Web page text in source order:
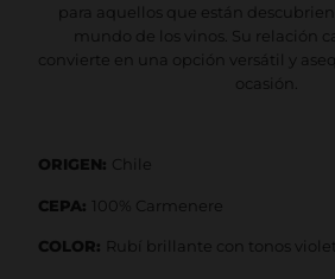
para aquellos que están
mundo de los vinos. Su relación
convierte en una opción versátil y
ocasión.
ORIGEN: Chile
CEPA: 100% Carmenere
COLOR: Rubí brillante con tonos